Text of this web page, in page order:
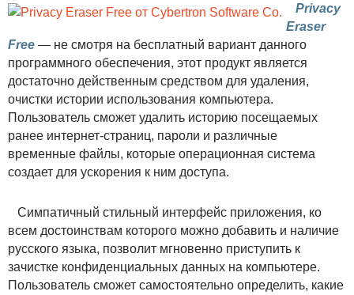
Privacy
Eraser
Free — не смотря на бесплатный вариант данного
программного обеспечения, этот продукт является
достаточно действенным средством для удаления,
очистки истории использования компьютера.
Пользователь сможет удалить историю посещаемых
ранее интернет-страниц, пароли и различные
временные файлы, которые операционная система
создает для ускорения к ним доступа.
Симпатичный стильный интерфейс приложения, ко
всем достоинствам которого можно добавить и наличие
русского языка, позволит мгновенно приступить к
зачистке конфиденциальных данных на компьютере.
Пользователь сможет самостоятельно определить, какие